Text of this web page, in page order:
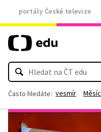
portály České televize
Často hledáte: vesmír Měsíc